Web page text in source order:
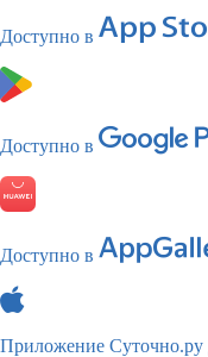
Доступно в
Доступно в
Доступно в
Приложение Суточно.ру